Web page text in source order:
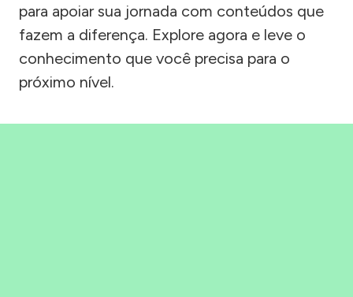
para apoiar sua jornada com conteúdos que
fazem a diferença. Explore agora e leve o
conhecimento que você precisa para o
próximo nível.